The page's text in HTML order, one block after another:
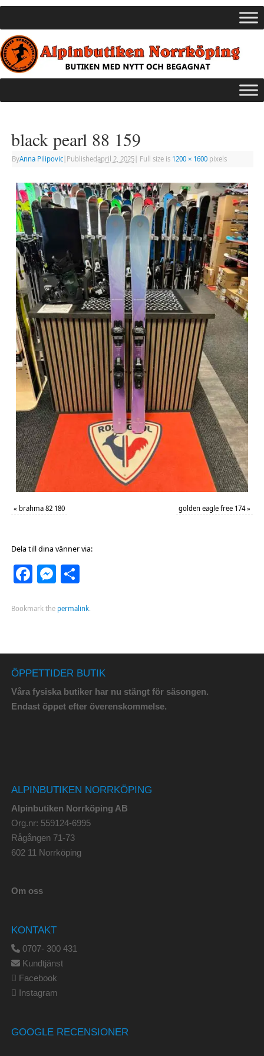
black pearl 88 159
ByAnna Pilipovic| Publishedapril 2, 2025| Full size is 1200 × 1600pixels
« brahma 82 180 golden eagle free 174»
Dela till dina vänner via:
Facebook
Messenger
Dela
Bookmark the permalink.
ÖPPETTIDER BUTIK
Våra fysiska butiker har nu stängt för säsongen.
Endast öppet efter överenskommelse.
ALPINBUTIKEN NORRKÖPING
Alpinbutiken Norrköping AB
Org.nr: 559124-6995
Rågången 71-73
602 11 Norrköping
Om oss
KONTAKT
0707- 300 431
Kundtjänst
Facebook
Instagram
GOOGLE RECENSIONER